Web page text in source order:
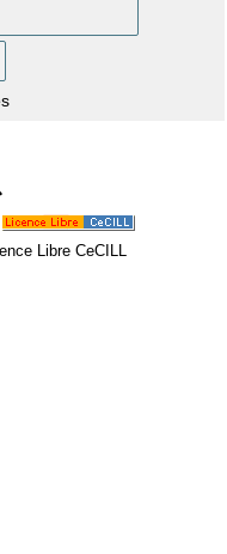
Libre CeCILL